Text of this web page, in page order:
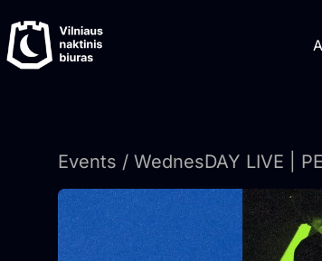
to
content
Events / WednesDAY LIVE |